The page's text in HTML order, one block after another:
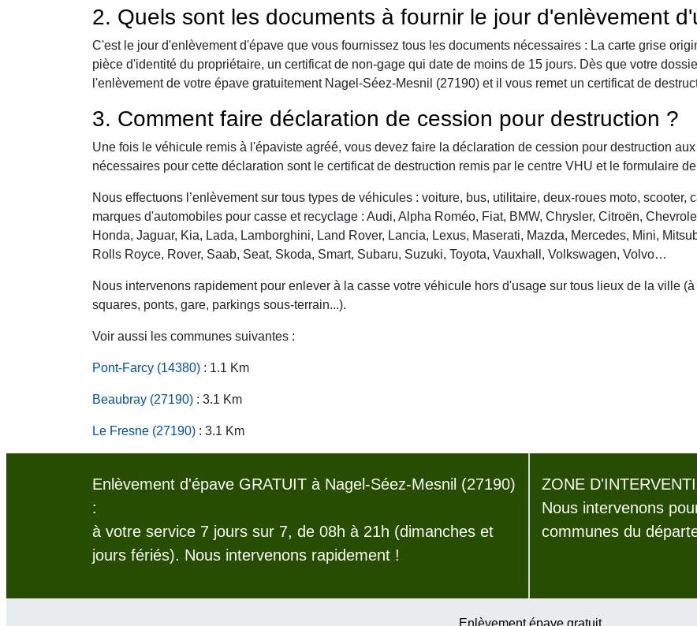
2. Quels sont les documents à fournir le jour d'enlèvement
C'est le jour d'enlèvement d'épave que vous fournissez tous les documents nécessaires : La carte grise
pièce d'identité du propriétaire, un certificat de non-gage qui date de moins de 15 jours. Dès que votre
l'enlèvement de votre épave gratuitement Nagel-Séez-Mesnil (27190) et il vous remet un certificat de
3. Comment faire déclaration de cession pour destruction ?
Une fois le véhicule remis à l'épaviste agréé, vous devez faire la déclaration de cession pour destruction
nécessaires pour cette déclaration sont le certificat de destruction remis par le centre VHU et le formulaire
Nous effectuons l’enlèvement sur tous types de véhicules : voiture, bus, utilitaire, deux-roues moto, scooter,
marques d'automobiles pour casse et recyclage : Audi, Alpha Roméo, Fiat, BMW, Chrysler, Citroën,
Honda, Jaguar, Kia, Lada, Lamborghini, Land Rover, Lancia, Lexus, Maserati, Mazda, Mercedes, Mini,
Rolls Royce, Rover, Saab, Seat, Skoda, Smart, Subaru, Suzuki, Toyota, Vauxhall, Volkswagen, Volvo…
Nous intervenons rapidement pour enlever à la casse votre véhicule hors d'usage sur tous lieux de la ville
squares, ponts, gare, parkings sous-terrain...).
Voir aussi les communes suivantes :
Pont-Farcy (14380) : 1.1 Km
Beaubray (27190) : 3.1 Km
Le Fresne (27190) : 3.1 Km
Enlèvement d'épave GRATUIT à Nagel-Séez-Mesnil (27190)
:
à votre service 7 jours sur 7, de 08h à 21h (dimanches et
jours fériés). Nous intervenons rapidement !
ZONE
Nous intervenons
communes du
Enlèvement épave gratuit